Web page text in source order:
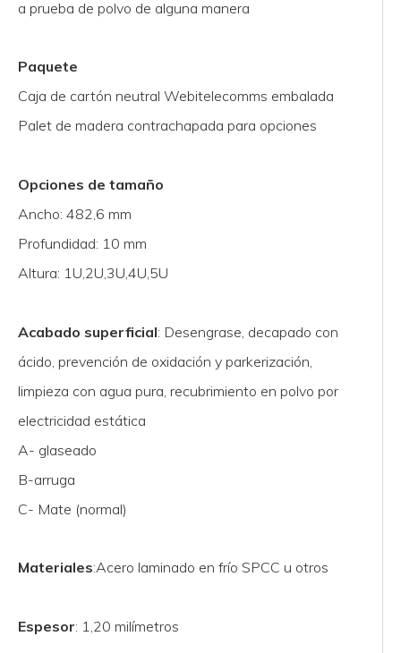
a prueba de polvo de alguna manera
Paquete
Caja de cartón neutral Webitelecomms embalada
Palet de madera contrachapada para opciones
Opciones de tamaño
Ancho: 482,6 mm
Profundidad: 10 mm
Altura: 1U,2U,3U,4U,5U
Acabado superficial: Desengrase, decapado con
ácido, prevención de oxidación y parkerización,
limpieza con agua pura, recubrimiento en polvo por
electricidad estática
A- glaseado
B-arruga
C- Mate (normal)
Materiales:Acero laminado en frío SPCC u otros
Espesor: 1,20 milímetros